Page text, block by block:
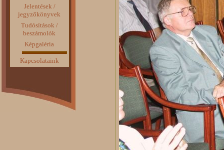
Jelentések /
jegyzőkönyvek
Tudósítások /
beszámolók
Képgaléria
Kapcsolataink